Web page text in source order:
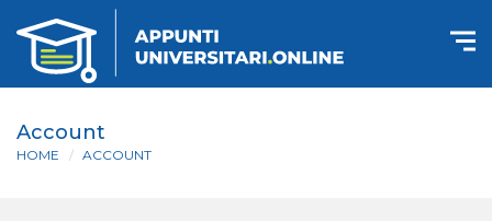
Account
HOME ACCOUNT